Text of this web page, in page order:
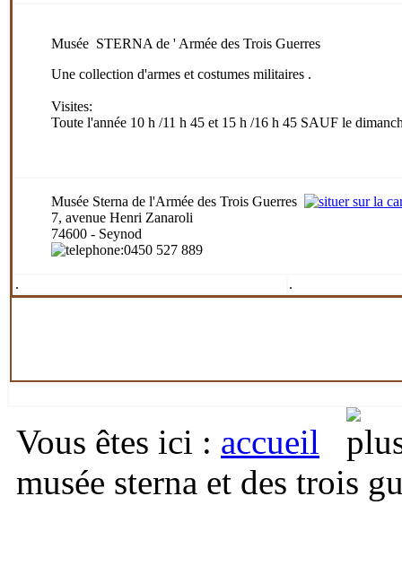
Musée STERNA de ' Armée des Trois Guerres
Une collection d'armes et costumes militaires .
Visites:
Toute l'année 10 h /11 h 45 et 15 h /16 h 45 SAUF le
Musée Sterna de l'Armée des Trois Guerres
7, avenue Henri Zanaroli
74600 - Seynod
:0450 527 889
. .
Vous êtes ici : accueil
musée sterna et des trois